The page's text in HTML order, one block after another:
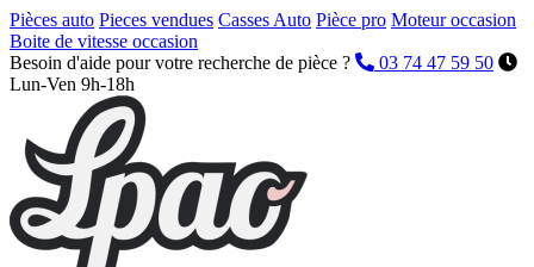
Pièces auto Pieces vendues Casses Auto Pièce pro Moteur occasion
Boite de vitesse occasion
Besoin d'aide pour votre recherche de pièce ?
03 74 47 59 50
Lun-Ven 9h-18h